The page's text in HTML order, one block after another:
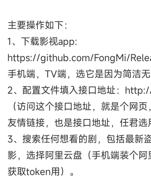
主要操作如下：
1、下载影视app:
https://github.com/FongMi/
手机端，TV端，选它是因为简洁无
2、配置文件填入接口地址：
（访问这个接口地址，就是个网
友情链接，也是接口地址，任君选
3、搜索任何想看的剧，包括最新
影，选择阿里云盘（手机端装个阿
获取token用）。